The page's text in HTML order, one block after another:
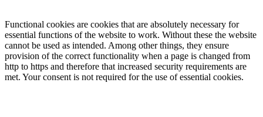
Functional cookies are cookies that are absolutely necessary for
essential functions of the website to work. Without these the website
cannot be used as intended. Among other things, they ensure
provision of the correct functionality when a page is changed from
http to https and therefore that increased security requirements are
met. Your consent is not required for the use of essential cookies.